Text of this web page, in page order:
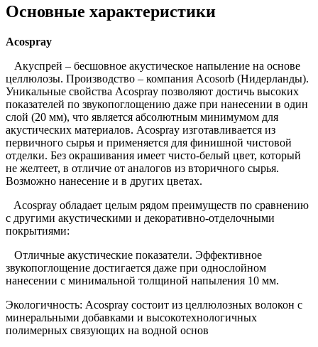
Основные характеристики
Acospray
Акуспрей – бесшовное акустическое напыление на основе
целлюлозы. Производство – компания Acosorb (Нидерланды).
Уникальные свойства Acospray позволяют достичь высоких
показателей по звукопоглощению даже при нанесении в один
слой (20 мм), что является абсолютным минимумом для
акустических материалов. Acospray изготавливается из
первичного сырья и применяется для финишной чистовой
отделки. Без окрашивания имеет чисто-белый цвет, который
не желтеет, в отличие от аналогов из вторичного сырья.
Возможно нанесение и в других цветах.
Acospray обладает целым рядом преимуществ по сравнению
с другими акустическими и декоративно-отделочными
покрытиями:
Отличные акустические показатели. Эффективное
звукопоглощение достигается даже при однослойном
нанесении с минимальной толщиной напыления 10 мм.
Экологичность: Acospray состоит из целлюлозных волокон с
минеральными добавками и высокотехнологичных
полимерных связующих на водной основ